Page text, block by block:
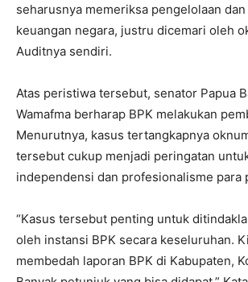
seharusnya memeriksa pengelolaan
keuangan negara, justru dicemari oleh
Auditnya sendiri.
Atas peristiwa tersebut, senator Papua
Wamafma berharap BPK melakukan
Menurutnya, kasus tertangkapnya
tersebut cukup menjadi peringatan
independensi dan profesionalisme para
“Kasus tersebut penting untuk
oleh instansi BPK secara keseluruhan.
membedah laporan BPK di Kabupaten,